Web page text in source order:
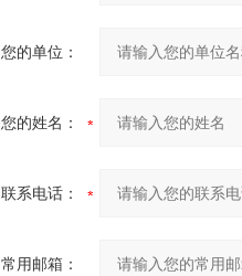
您的单位：
您的姓名：
联系电话：
常用邮箱：